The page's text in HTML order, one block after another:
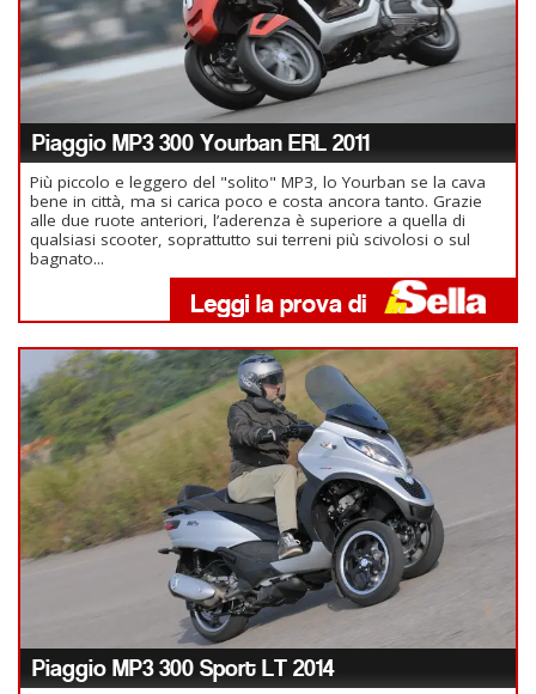
Piaggio MP3 300 Yourban ERL 2011
Più piccolo e leggero del "solito" MP3, lo Yourban se la cava
bene in città, ma si carica poco e costa ancora tanto. Grazie
alle due ruote anteriori, l’aderenza è superiore a quella di
qualsiasi scooter, soprattutto sui terreni più scivolosi o sul
bagnato...
Piaggio MP3 300 Sport LT 2014